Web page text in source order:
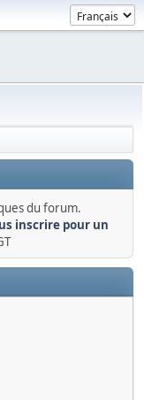
du forum.
inscrire pour un